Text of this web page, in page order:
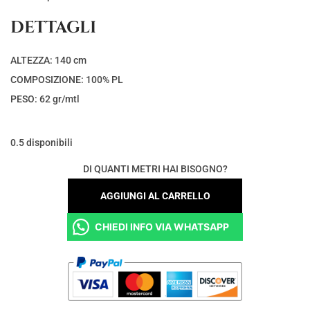
DETTAGLI
ALTEZZA: 140 cm
COMPOSIZIONE: 100% PL
PESO: 62 gr/mtl
0.5 disponibili
DI QUANTI METRI HAI BISOGNO?
AGGIUNGI AL CARRELLO
CHIEDI INFO VIA WHATSAPP